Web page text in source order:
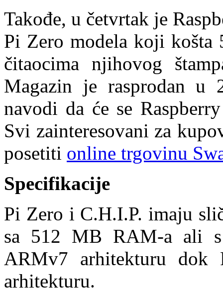
Takođe, u četvrtak je
Pi Zero modela koji
čitaocima njihovog
Magazin je rasprodan u
navodi da će se
Svi zainteresovani za
posetiti online trgovinu
Specifikacije
Pi Zero i C.H.I.P. imaju
sa 512 MB RAM-a ali
ARMv7 arhitekturu
arhitekturu.